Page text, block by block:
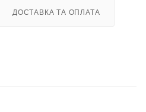
ДОСТАВКА ТА ОПЛАТА